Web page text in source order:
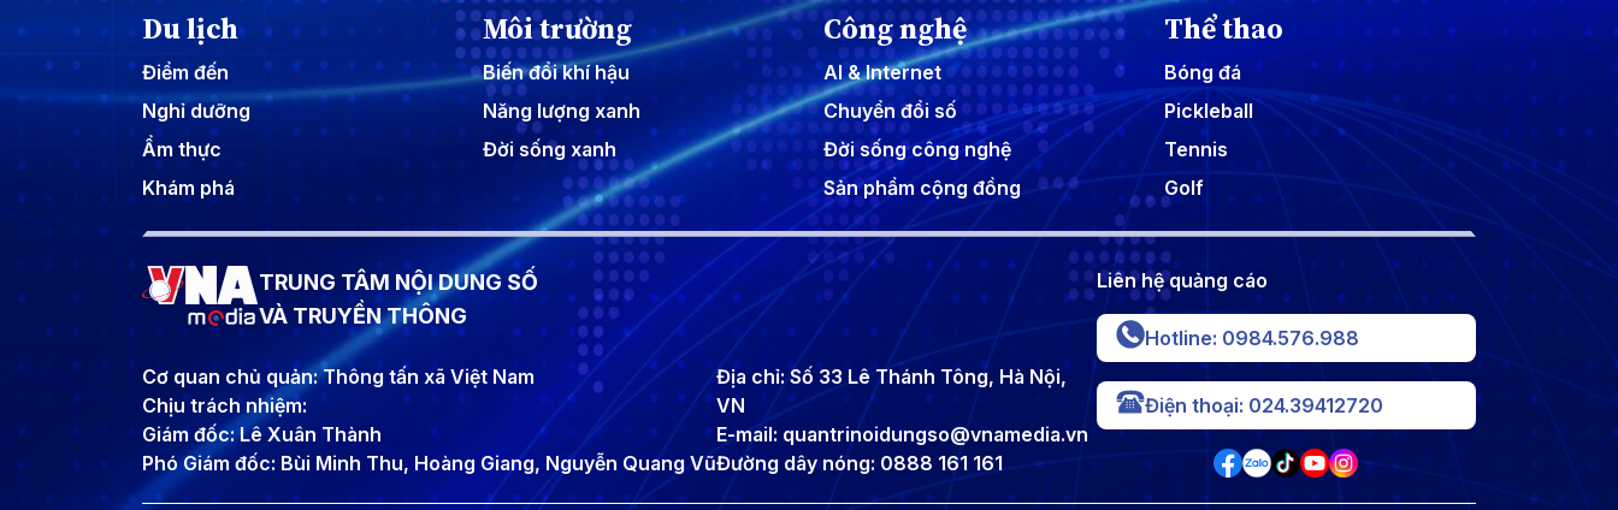
Du lịch
Điểm đến
Nghỉ dưỡng
Ẩm thực
Khám phá
Môi trường
Biến đổi khí hậu
Năng lượng xanh
Đời sống xanh
Công nghệ
AI & Internet
Chuyển đổi số
Đời sống công nghệ
Sản phẩm cộng đồng
Thể thao
Bóng đá
Pickleball
Tennis
Golf
TRUNG TÂM NỘI DUNG SỐ
VÀ TRUYỀN THÔNG
Cơ quan chủ quản: Thông tấn xã Việt Nam
Chịu trách nhiệm:
Giám đốc: Lê Xuân Thành
Phó Giám đốc: Bùi Minh Thu, Hoàng Giang, Nguyễn Quang Vũ
Địa chỉ: Số 33 Lê Thánh Tông, Hà Nội,
VN
E-mail: quantrinoidungso@vnamedia.vn
Đường dây nóng: 0888 161 161
Liên hệ quảng cáo
Hotline: 0984.576.988
Điện thoại: 024.39412720